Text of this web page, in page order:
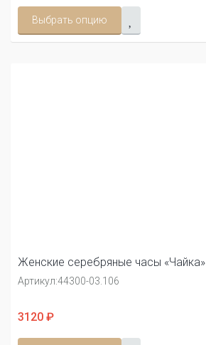
Выбрать опцию
Женские серебряные часы «Чайка»
Артикул:44300-03.106
3120 ₽